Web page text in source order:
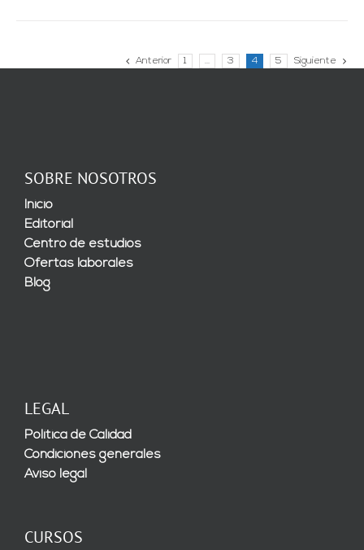
Anterior 1 … 3 4 5 Siguiente
SOBRE NOSOTROS
Inicio
Editorial
Centro de estudios
Ofertas laborales
Blog
LEGAL
Política de Calidad
Condiciones generales
Aviso legal
CURSOS